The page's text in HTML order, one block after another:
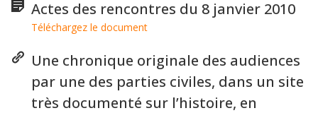
Actes des rencontres du 8 janvier 2010
Téléchargez le document
Une chronique originale des audiences
par une des parties civiles, dans un site
très documenté sur l’histoire, en